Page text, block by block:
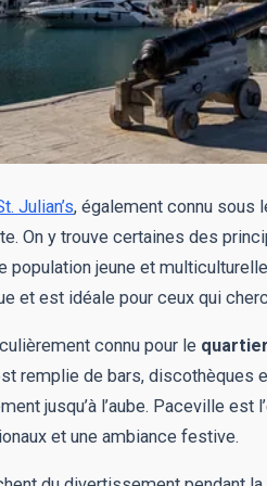
Julian’s, également connu sous
On y trouve certaines des
population jeune et
et est idéale pour ceux qui
connu pour le
remplie de bars, discothèques
jusqu’à l’aube. Paceville est
et une ambiance festive.